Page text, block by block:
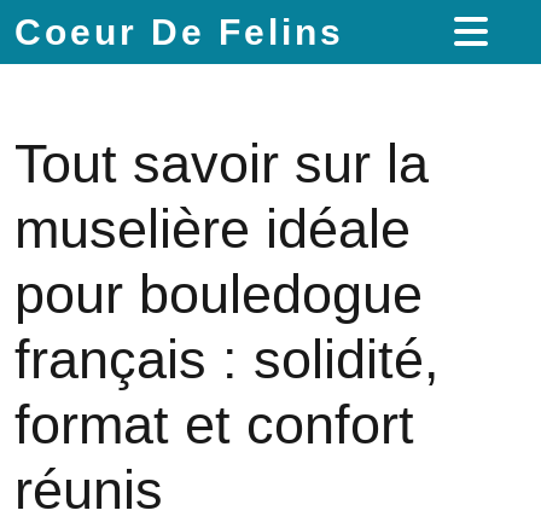
Coeur De Felins
Tout savoir sur la
muselière idéale
pour bouledogue
français : solidité,
format et confort
réunis